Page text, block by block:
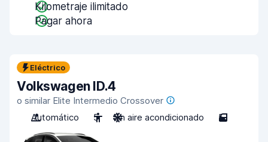
Kilometraje ilimitado
Pagar ahora
Eléctrico
Volkswagen ID.4
o similar Elite Intermedio Crossover
Automático
5 Sin aire acondicionado 5